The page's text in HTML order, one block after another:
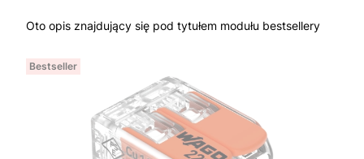
Oto opis znajdujący się pod tytułem modułu bestsellery
Bestseller